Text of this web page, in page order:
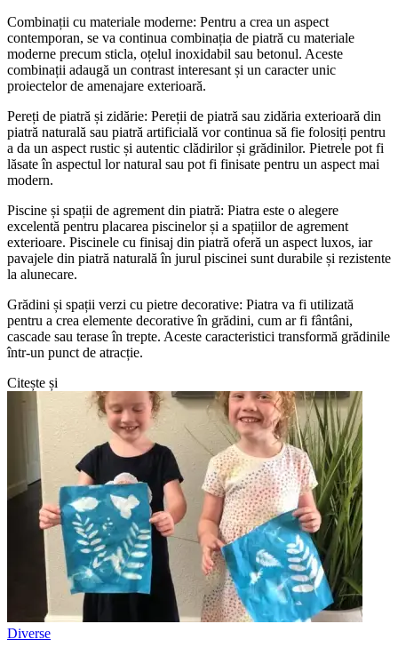
Combinații cu materiale moderne: Pentru a crea un aspect
contemporan, se va continua combinația de piatră cu materiale
moderne precum sticla, oțelul inoxidabil sau betonul. Aceste
combinații adaugă un contrast interesant și un caracter unic
proiectelor de amenajare exterioară.
Pereți de piatră și zidărie: Pereții de piatră sau zidăria exterioară din
piatră naturală sau piatră artificială vor continua să fie folosiți pentru
a da un aspect rustic și autentic clădirilor și grădinilor. Pietrele pot fi
lăsate în aspectul lor natural sau pot fi finisate pentru un aspect mai
modern.
Piscine și spații de agrement din piatră: Piatra este o alegere
excelentă pentru placarea piscinelor și a spațiilor de agrement
exterioare. Piscinele cu finisaj din piatră oferă un aspect luxos, iar
pavajele din piatră naturală în jurul piscinei sunt durabile și rezistente
la alunecare.
Grădini și spații verzi cu pietre decorative: Piatra va fi utilizată
pentru a crea elemente decorative în grădini, cum ar fi fântâni,
cascade sau terase în trepte. Aceste caracteristici transformă grădinile
într-un punct de atracție.
Citește și
Diverse